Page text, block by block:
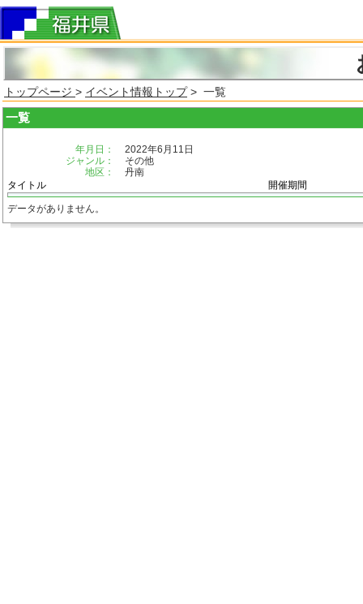
トップページ > イベント情報トップ> 一覧
一覧
年月日：
2022年6月11日
ジャンル：
その他
地区：
丹南
タイトル
開催期間
データがありません。